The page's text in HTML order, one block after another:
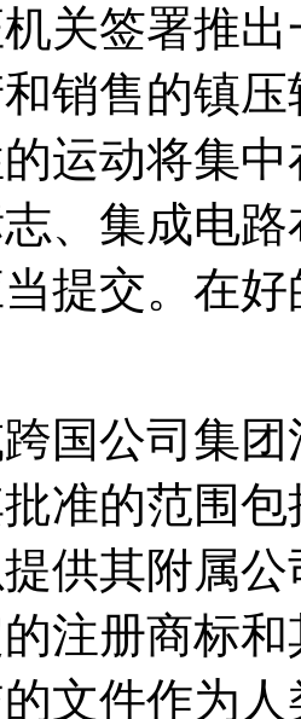
关签署推
销售的镇
运动将集
、集成电
提交。在
国公司集
准的范围
供其附属
注册商标
文件作为